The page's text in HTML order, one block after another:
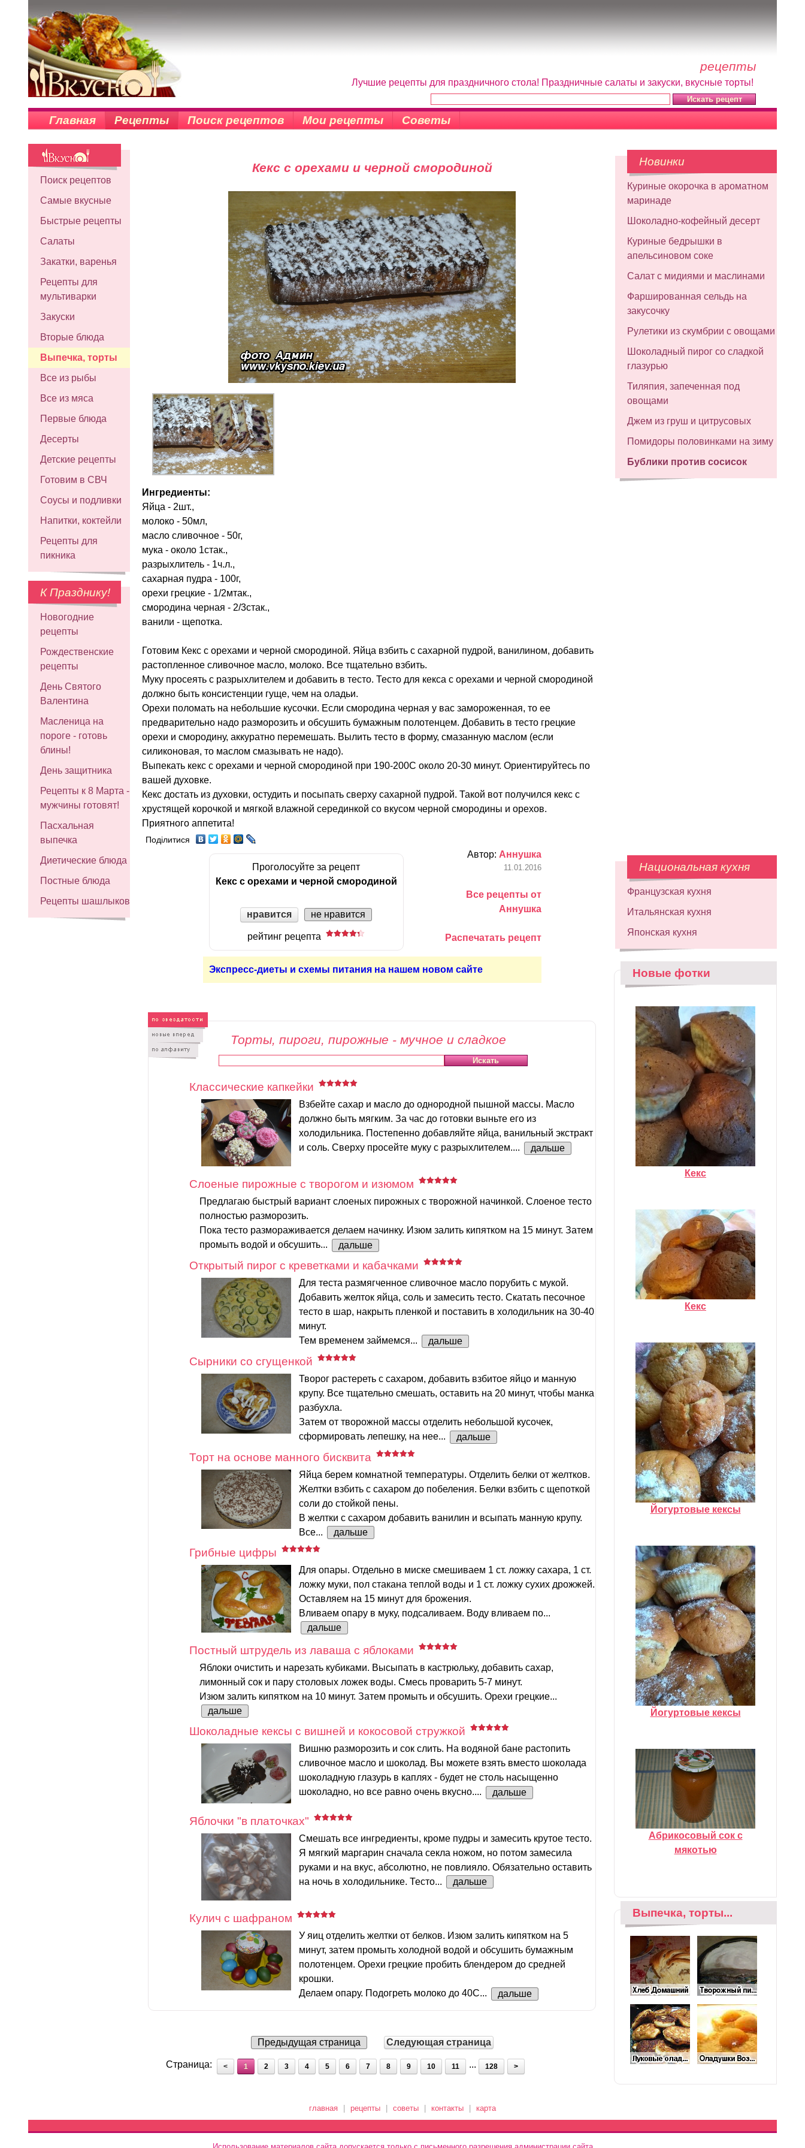
рецепты
Лучшие рецепты для праздничного стола! Праздничные салаты и закуски, вкусные торты!
Главная Рецепты Поиск рецептов Мои рецепты Советы
Поиск рецептов
Самые вкусные
Быстрые рецепты
Салаты
Закатки, варенья
Рецепты для
мультиварки
Закуски
Вторые блюда
Выпечка, торты
Все из рыбы
Все из мяса
Первые блюда
Десерты
Детские рецепты
Готовим в СВЧ
Соусы и подливки
Напитки, коктейли
Рецепты для
пикника
К Празднику!
Новогодние
рецепты
Рождественские
рецепты
День Святого
Валентина
Масленица на
пороге - готовь
блины!
День защитника
Рецепты к 8 Марта -
мужчины готовят!
Пасхальная
выпечка
Диетические блюда
Постные блюда
Рецепты шашлыков
Кекс с орехами и черной смородиной
Ингредиенты:
Яйца - 2шт.,
молоко - 50мл,
масло сливочное - 50г,
мука - около 1стак.,
разрыхлитель - 1ч.л.,
сахарная пудра - 100г,
орехи грецкие - 1/2мтак.,
смородина черная - 2/3стак.,
ванили - щепотка.
Готовим Кекс с орехами и черной смородиной. Яйца взбить с сахарной пудрой, ванилином, добавить
растопленное сливочное масло, молоко. Все тщательно взбить.
Муку просеять с разрыхлителем и добавить в тесто. Тесто для кекса с орехами и черной смородиной
должно быть консистенции гуще, чем на оладьи.
Орехи поломать на небольшие кусочки. Если смородина черная у вас замороженная, то ее
предварительно надо разморозить и обсушить бумажным полотенцем. Добавить в тесто грецкие
орехи и смородину, аккуратно перемешать. Вылить тесто в форму, смазанную маслом (если
силиконовая, то маслом смазывать не надо).
Выпекать кекс с орехами и черной смородиной при 190-200С около 20-30 минут. Ориентируйтесь по
вашей духовке.
Кекс достать из духовки, остудить и посыпать сверху сахарной пудрой. Такой вот получился кекс с
хрустящей корочкой и мягкой влажной серединкой со вкусом черной смородины и орехов.
Приятного аппетита!
Поділитися
Проголосуйте за рецепт
Кекс с орехами и черной смородиной
нравится не нравится
рейтинг рецепта
Автор: Аннушка
11.01.2016
Все рецепты от
Аннушка
Распечатать рецепт
Экспресс-диеты и схемы питания на нашем новом сайте
Торты, пироги, пирожные - мучное и сладкое
Классические капкейки
Взбейте сахар и масло до однородной пышной массы. Масло
должно быть мягким. За час до готовки выньте его из
холодильника. Постепенно добавляйте яйца, ванильный экстракт
и соль. Сверху просейте муку с разрыхлителем....
дальше
Слоеные пирожные с творогом и изюмом
Предлагаю быстрый вариант слоеных пирожных с творожной начинкой. Слоеное тесто
полностью разморозить.
Пока тесто размораживается делаем начинку. Изюм залить кипятком на 15 минут. Затем
промыть водой и обсушить...
дальше
Открытый пирог с креветками и кабачками
Для теста размягченное сливочное масло порубить с мукой.
Добавить желток яйца, соль и замесить тесто. Скатать песочное
тесто в шар, накрыть пленкой и поставить в холодильник на 30-40
минут.
Тем временем займемся...
дальше
Сырники со сгущенкой
Творог растереть с сахаром, добавить взбитое яйцо и манную
крупу. Все тщательно смешать, оставить на 20 минут, чтобы манка
разбухла.
Затем от творожной массы отделить небольшой кусочек,
сформировать лепешку, на нее...
дальше
Торт на основе манного бисквита
Яйца берем комнатной температуры. Отделить белки от желтков.
Желтки взбить с сахаром до побеления. Белки взбить с щепоткой
соли до стойкой пены.
В желтки с сахаром добавить ванилин и всыпать манную крупу.
Все...
дальше
Грибные цифры
Для опары. Отдельно в миске смешиваем 1 ст. ложку сахара, 1 ст.
ложку муки, пол стакана теплой воды и 1 ст. ложку сухих дрожжей.
Оставляем на 15 минут для брожения.
Вливаем опару в муку, подсаливаем. Воду вливаем по...
дальше
Постный штрудель из лаваша с яблоками
Яблоки очистить и нарезать кубиками. Высыпать в кастрюльку, добавить сахар,
лимонный сок и пару столовых ложек воды. Смесь проварить 5-7 минут.
Изюм залить кипятком на 10 минут. Затем промыть и обсушить. Орехи грецкие...
дальше
Шоколадные кексы с вишней и кокосовой стружкой
Вишню разморозить и сок слить. На водяной бане растопить
сливочное масло и шоколад. Вы можете взять вместо шоколада
шоколадную глазурь в каплях - будет не столь насыщенно
шоколадно, но все равно очень вкусно....
дальше
Яблочки "в платочках"
Смешать все ингредиенты, кроме пудры и замесить крутое тесто.
Я мягкий маргарин сначала секла ножом, но потом замесила
руками и на вкус, абсолютно, не повлияло. Обязательно оставить
на ночь в холодильнике. Тесто...
дальше
Кулич с шафраном
У яиц отделить желтки от белков. Изюм залить кипятком на 5
минут, затем промыть холодной водой и обсушить бумажным
полотенцем. Орехи грецкие пробить блендером до средней
крошки.
Делаем опару. Подогреть молоко до 40С...
дальше
Предыдущая страница Следующая страница
Страница: < 1 2 3 4 5 6 7 8 9 10 11 128 >
Новинки
Куриные окорочка в ароматном
маринаде
Шоколадно-кофейный десерт
Куриные бедрышки в
апельсиновом соке
Салат с мидиями и маслинами
Фаршированная сельдь на
закусочку
Рулетики из скумбрии с овощами
Шоколадный пирог со сладкой
глазурью
Тиляпия, запеченная под
овощами
Джем из груш и цитрусовых
Помидоры половинками на зиму
Бублики против сосисок
Национальная кухня
Французская кухня
Итальянская кухня
Японская кухня
Новые фотки
Кекс
Кекс
Йогуртовые кексы
Йогуртовые кексы
Абрикосовый сок с
мякотью
Выпечка, торты...
главная рецепты советы контакты карта